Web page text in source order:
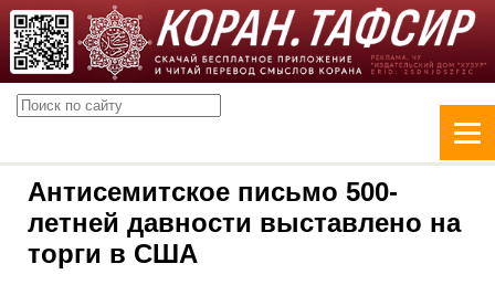
Антисемитское письмо 500-
летней давности выставлено на
торги в США